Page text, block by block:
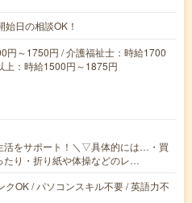
日の相談OK！
円～1750円 / 介護福祉士：時給1700
上：時給1500円～1875円
活をサポート！＼▽具体的には…・買
たり・折り紙や体操などのレ…
クOK / パソコンスキル不要 / 英語力不